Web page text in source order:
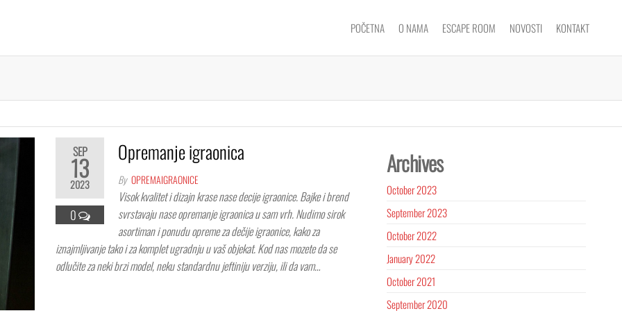
POČETNA O NAMA ESCAPE ROOM NOVOSTI KONTAKT
SEP
13
2023
0
Opremanje igraonica
By OPREMAIGRAONICE
Visok kvalitet i dizajn krase nase decije igraonice. Bajke i brend
svrstavaju nase opremanje igraonica u sam vrh. Nudimo sirok
asortiman i ponudu opreme za dečije igraonice, kako za
iznajmljivanje tako i za komplet ugradnju u vaš objekat. Kod nas mozete da se
odlučite za neki brzi model, neku standardnu jeftiniju verziju, ili da vam…
Archives
October 2023
September 2023
October 2022
January 2022
October 2021
September 2020